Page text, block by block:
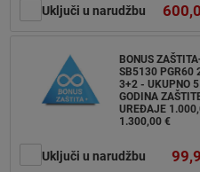
Uključi u narudžbu
BONUS
SB5130 PGR60
3+2 - UKUPNO 5
GODINA
UREĐAJE
1.300,00 €
Uključi u narudžbu